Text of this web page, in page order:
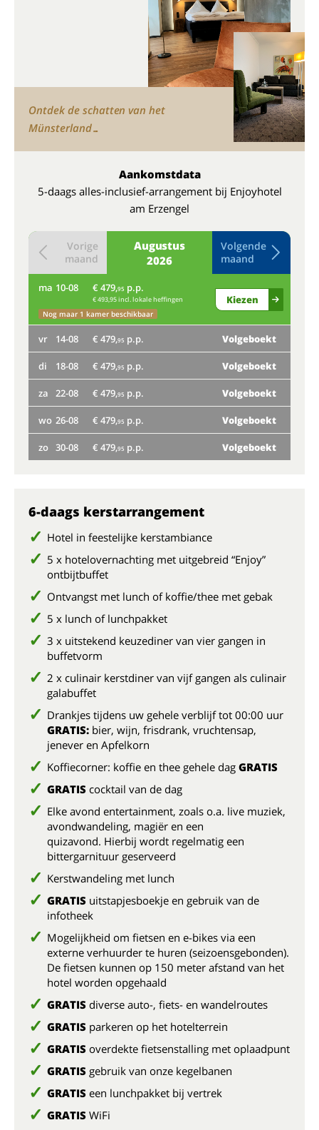
Ontdek de schatten van het
Münsterland…
Aankomstdata
5-daags alles-inclusief-arrangement bij Enjoyhotel
am Erzengel
Augustus
2026
Vorige
maand
Volgende
maand
ma 10-08 € 479,95 p.p.
€ 493,95 incl. lokale heffingen
Nog maar 1 kamer beschikbaar
Kiezen
vr 14-08 € 479,95 p.p. Volgeboekt
di 18-08 € 479,95 p.p. Volgeboekt
za 22-08 € 479,95 p.p. Volgeboekt
wo 26-08 € 479,95 p.p. Volgeboekt
zo 30-08 € 479,95 p.p. Volgeboekt
6-daags kerstarrangement
Hotel in feestelijke kerstambiance
5 x hotelovernachting met uitgebreid “Enjoy”
ontbijtbuffet
Ontvangst met lunch of koffie/thee met gebak
5 x lunch of lunchpakket
3 x uitstekend keuzediner van vier gangen in
buffetvorm
2 x culinair kerstdiner van vijf gangen als culinair
galabuffet
Drankjes tijdens uw gehele verblijf tot 00:00 uur
GRATIS: bier, wijn, frisdrank, vruchtensap,
jenever en Apfelkorn
Koffiecorner: koffie en thee gehele dag GRATIS
GRATIS cocktail van de dag
Elke avond entertainment, zoals o.a. live muziek,
avondwandeling, magiër en een
quizavond. Hierbij wordt regelmatig een
bittergarnituur geserveerd
Kerstwandeling met lunch
GRATIS uitstapjesboekje en gebruik van de
infotheek
Mogelijkheid om fietsen en e-bikes via een
externe verhuurder te huren (seizoensgebonden).
De fietsen kunnen op 150 meter afstand van het
hotel worden opgehaald
GRATIS diverse auto-, fiets- en wandelroutes
GRATIS parkeren op het hotelterrein
GRATIS overdekte fietsenstalling met oplaadpunt
GRATIS gebruik van onze kegelbanen
GRATIS een lunchpakket bij vertrek
GRATIS WiFi